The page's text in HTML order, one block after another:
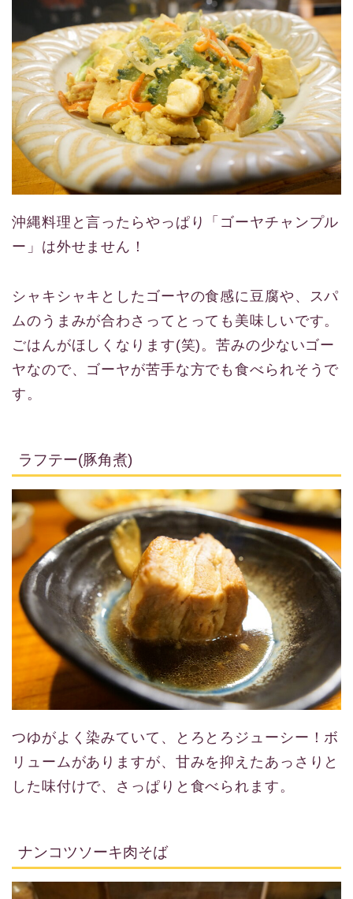
沖縄料理と言ったらやっぱり「ゴーヤチャンプル
ー」は外せません！
シャキシャキとしたゴーヤの食感に豆腐や、スパ
ムのうまみが合わさってとっても美味しいです。
ごはんがほしくなります(笑)。苦みの少ないゴー
ヤなので、ゴーヤが苦手な方でも食べられそうで
す。
ラフテー(豚角煮)
つゆがよく染みていて、とろとろジューシー！ボ
リュームがありますが、甘みを抑えたあっさりと
した味付けで、さっぱりと食べられます。
ナンコツソーキ肉そば